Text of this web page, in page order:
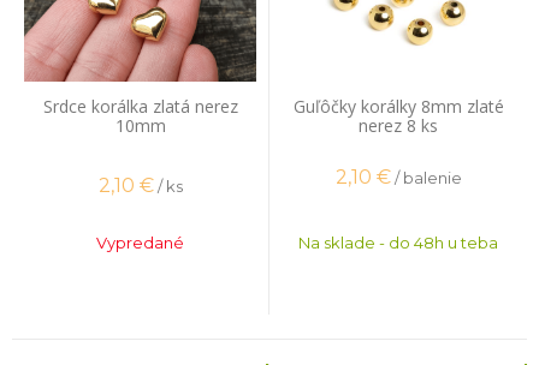
Srdce korálka zlatá nerez
10mm
2,10 € / ks
Vypredané
Guľôčky korálky 8mm zlaté
nerez 8 ks
2,10 € / balenie
Na sklade - do 48h u teba